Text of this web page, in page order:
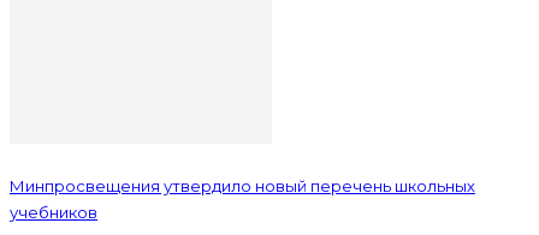
Минпросвещения утвердило новый перечень школьных
учебников